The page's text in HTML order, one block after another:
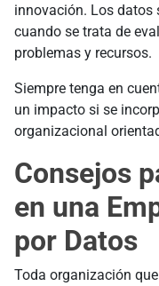
innovación. Los datos
cuando se trata de
problemas y recursos.
Siempre tenga en
un impacto si se
organizacional
Consejos
en una
por Datos
Toda organización